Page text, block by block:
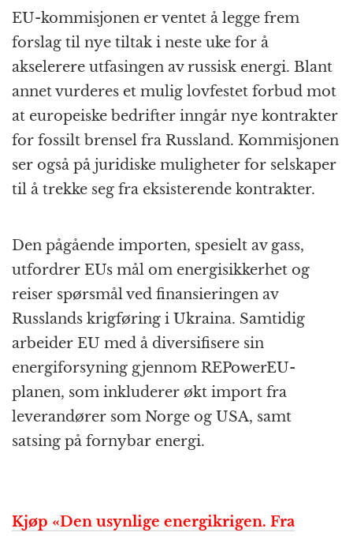
EU-kommisjonen er ventet å legge frem
forslag til nye tiltak i neste uke for å
akselerere utfasingen av russisk energi. Blant
annet vurderes et mulig lovfestet forbud mot
at europeiske bedrifter inngår nye kontrakter
for fossilt brensel fra Russland. Kommisjonen
ser også på juridiske muligheter for selskaper
til å trekke seg fra eksisterende kontrakter.
Den pågående importen, spesielt av gass,
utfordrer EUs mål om energisikkerhet og
reiser spørsmål ved finansieringen av
Russlands krigføring i Ukraina. Samtidig
arbeider EU med å diversifisere sin
energiforsyning gjennom REPowerEU-
planen, som inkluderer økt import fra
leverandører som Norge og USA, samt
satsing på fornybar energi.
Kjøp «Den usynlige energikrigen. Fra